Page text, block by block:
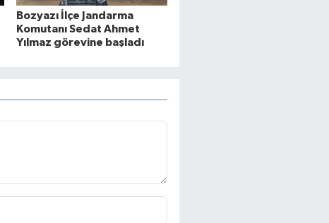
Bozyazı İlçe Jandarma
Komutanı Sedat Ahmet
Yılmaz görevine başladı